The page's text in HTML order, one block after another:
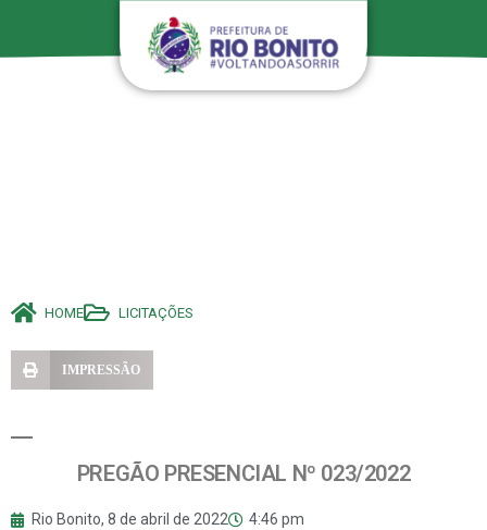
HOME LICITAÇÕES
IMPRESSÃO
PREGÃO PRESENCIAL Nº 023/2022
Rio Bonito, 8 de abril de 2022 4:46 pm